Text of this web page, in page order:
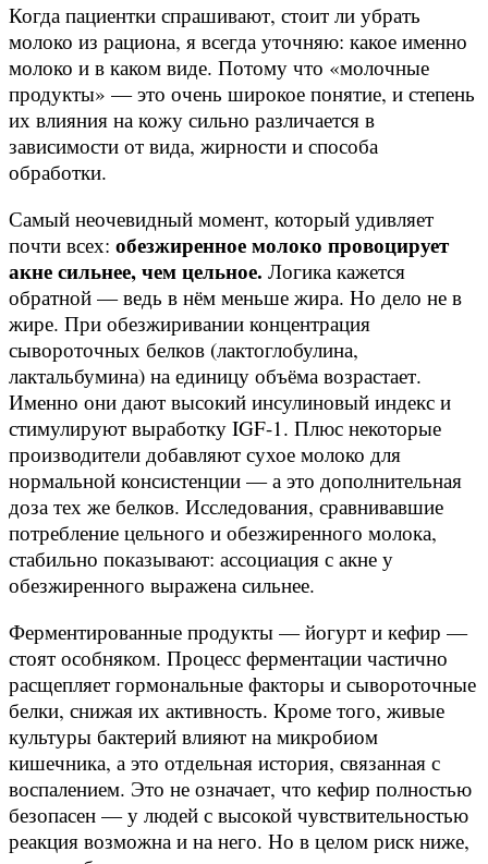
Когда пациентки спрашивают, стоит ли убрать
молоко из рациона, я всегда уточняю: какое именно
молоко и в каком виде. Потому что «молочные
продукты» — это очень широкое понятие, и степень
их влияния на кожу сильно различается в
зависимости от вида, жирности и способа
обработки.
Самый неочевидный момент, который удивляет
почти всех: обезжиренное молоко провоцирует
акне сильнее, чем цельное. Логика кажется
обратной — ведь в нём меньше жира. Но дело не в
жире. При обезжиривании концентрация
сывороточных белков (лактоглобулина,
лактальбумина) на единицу объёма возрастает.
Именно они дают высокий инсулиновый индекс и
стимулируют выработку IGF-1. Плюс некоторые
производители добавляют сухое молоко для
нормальной консистенции — а это дополнительная
доза тех же белков. Исследования, сравнивавшие
потребление цельного и обезжиренного молока,
стабильно показывают: ассоциация с акне у
обезжиренного выражена сильнее.
Ферментированные продукты — йогурт и кефир —
стоят особняком. Процесс ферментации частично
расщепляет гормональные факторы и сывороточные
белки, снижая их активность. Кроме того, живые
культуры бактерий влияют на микробиом
кишечника, а это отдельная история, связанная с
воспалением. Это не означает, что кефир полностью
безопасен — у людей с высокой чувствительностью
реакция возможна и на него. Но в целом риск ниже,